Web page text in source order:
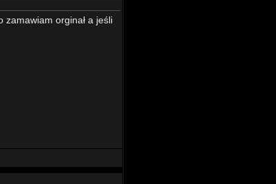
zamawiam orginał a jeśli